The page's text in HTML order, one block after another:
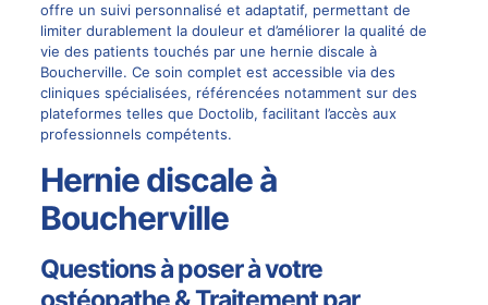
offre un suivi personnalisé et adaptatif, permettant de
limiter durablement la douleur et d’améliorer la qualité de
vie des patients touchés par une hernie discale à
Boucherville. Ce soin complet est accessible via des
cliniques spécialisées, référencées notamment sur des
plateformes telles que Doctolib, facilitant l’accès aux
professionnels compétents.
Hernie discale à
Boucherville
Questions à poser à votre